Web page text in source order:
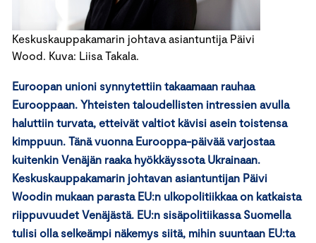
Keskuskauppakamarin johtava asiantuntija Päivi
Wood. Kuva: Liisa Takala.
Euroopan unioni synnytettiin takaamaan rauhaa
Eurooppaan. Yhteisten taloudellisten intressien avulla
haluttiin turvata, etteivät valtiot kävisi asein toistensa
kimppuun. Tänä vuonna Eurooppa-päivää varjostaa
kuitenkin Venäjän raaka hyökkäyssota Ukrainaan.
Keskuskauppakamarin johtavan asiantuntijan Päivi
Woodin mukaan parasta EU:n ulkopolitiikkaa on katkaista
riippuvuudet Venäjästä. EU:n sisäpolitiikassa Suomella
tulisi olla selkeämpi näkemys siitä, mihin suuntaan EU:ta